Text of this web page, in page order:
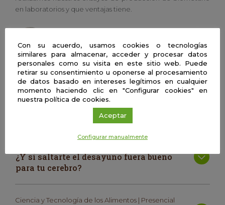
en laboratorios y que ventajas tiene.
Instituto de la Grasa – CSIC
Ciencia y Tecnología de los Alimentos | Presencial
Subproductos alimentarios, las nuevas
materias primas fuente de riqueza
¿Y si saltarte el desayuno fuera bueno
para tu cerebro?
Ciencia y Tecnología de los Alimentos | Presencial
Con su acuerdo, usamos cookies o tecnologías
similares para almacenar, acceder y procesar datos
personales como su visita en este sitio web. Puede
retirar su consentimiento u oponerse al procesamiento
de datos basado en intereses legítimos en cualquier
momento haciendo clic en "Configurar cookies" en
nuestra política de cookies.
Aceptar
Configurar manualmente